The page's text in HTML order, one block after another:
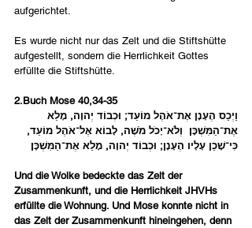
aufgerichtet.
Es wurde nicht nur das Zelt und die Stiftshütte
aufgestellt, sondern die Herrlichkeit Gottes
erfüllte die Stiftshütte.
2.Buch Mose 40,34-35
וַיְכַס הֶעָנָן אֶת־אֹהֶל מוֹעֵד; וּכְבוֹד יְהוָה, מָלֵא
אֶת־הַמִּשְׁכָּן׃  וְלֹא־יָכֹל מֹשֶׁה, לָבוֹא אֶל־אֹהֶל מוֹעֵד,
כִּי־שָׁכַן עָלָיו הֶעָנָן; וּכְבוֹד יְהוָה, מָלֵא אֶת־הַמִּשְׁכָּן׃
Und die Wolke bedeckte das Zelt der
Zusammenkunft, und die Herrlichkeit JHVHs
erfüllte die Wohnung. Und Mose konnte nicht in
das Zelt der Zusammenkunft hineingehen, denn